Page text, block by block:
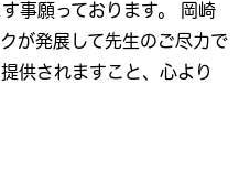
事願っております。 岡崎
が発展して先生のご尽力で
供されますこと、心より